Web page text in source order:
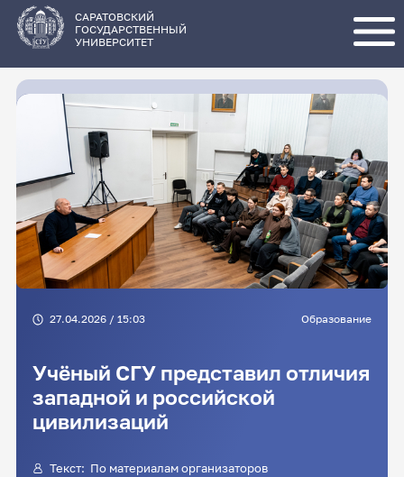
основному
содержанию
САРАТОВСКИЙ
ГОСУДАРСТВЕННЫЙ
УНИВЕРСИТЕТ
27.04.2026 / 15:03 Образование
Учёный СГУ представил отличия
западной и российской
цивилизаций
Текст: По материалам организаторов